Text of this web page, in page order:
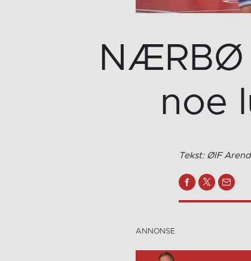
NÆRBØ
noe
Tekst: ØIF